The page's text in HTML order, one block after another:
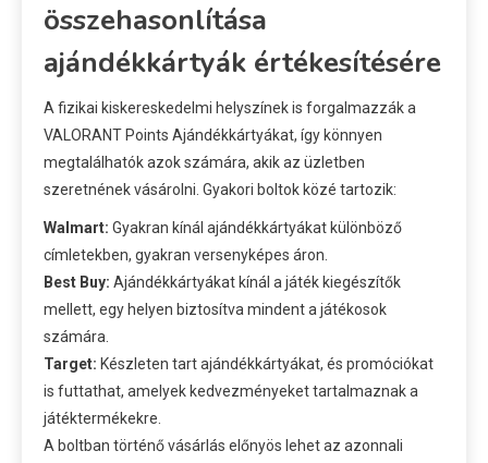
összehasonlítása
ajándékkártyák értékesítésére
A fizikai kiskereskedelmi helyszínek is forgalmazzák a
VALORANT Points Ajándékkártyákat, így könnyen
megtalálhatók azok számára, akik az üzletben
szeretnének vásárolni. Gyakori boltok közé tartozik:
Walmart: Gyakran kínál ajándékkártyákat különböző
címletekben, gyakran versenyképes áron.
Best Buy: Ajándékkártyákat kínál a játék kiegészítők
mellett, egy helyen biztosítva mindent a játékosok
számára.
Target: Készleten tart ajándékkártyákat, és promóciókat
is futtathat, amelyek kedvezményeket tartalmaznak a
játéktermékekre.
A boltban történő vásárlás előnyös lehet az azonnali